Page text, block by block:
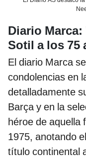
Diario
Sotil a los 75
El diario Marca
condolencias en
detalladamente
Barça y en la
héroe de aquella
1975, anotando
título continental